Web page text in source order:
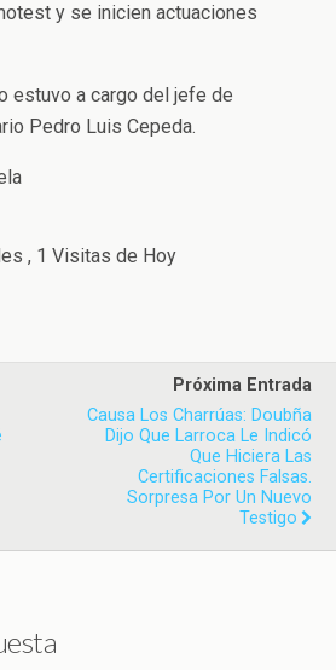
y se inicien actuaciones
estuvo a cargo del jefe de
Pedro Luis Cepeda.
, 1 Visitas de Hoy
Próxima Entrada
Causa Los Charrúas: Doubña
Dijo Que Larroca Le Indicó
Que Hiciera Las
Certificaciones Falsas.
Sorpresa Por Un Nuevo
Testigo